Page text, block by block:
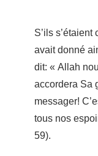
S’ils
avait donné
dit: « Allah
accordera Sa
messager!
tous nos
59).